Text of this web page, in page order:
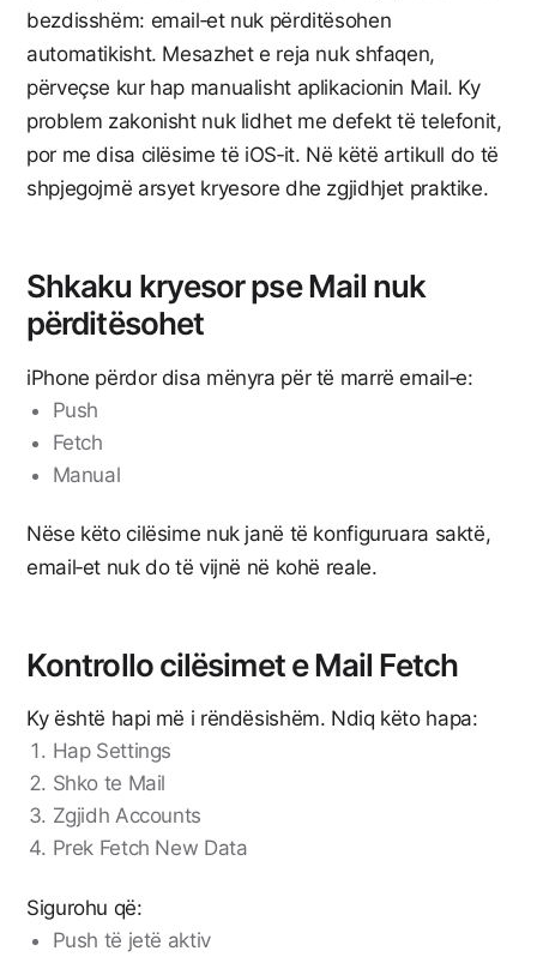
bezdisshëm: email‑et nuk përditësohen
automatikisht. Mesazhet e reja nuk shfaqen,
përveçse kur hap manualisht aplikacionin Mail. Ky
problem zakonisht nuk lidhet me defekt të telefonit,
por me disa cilësime të iOS‑it. Në këtë artikull do të
shpjegojmë arsyet kryesore dhe zgjidhjet praktike.
Shkaku kryesor pse Mail nuk
përditësohet
iPhone përdor disa mënyra për të marrë email‑e:
Push
Fetch
Manual
Nëse këto cilësime nuk janë të konfiguruara saktë,
email‑et nuk do të vijnë në kohë reale.
Kontrollo cilësimet e Mail Fetch
Ky është hapi më i rëndësishëm. Ndiq këto hapa:
Hap Settings
Shko te Mail
Zgjidh Accounts
Prek Fetch New Data
Sigurohu që:
Push të jetë aktiv